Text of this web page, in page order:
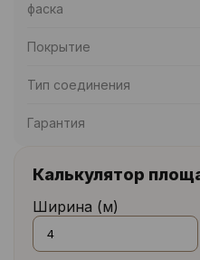
фаска
Покрытие
Тип соединения
Гарантия
Калькулятор
Ширина (м)